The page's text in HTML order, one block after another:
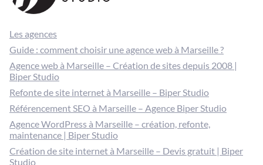
Les agences
Guide : comment choisir une agence web à Marseille ?
Agence web à Marseille – Création de sites depuis 2008 |
Biper Studio
Refonte de site internet à Marseille – Biper Studio
Référencement SEO à Marseille – Agence Biper Studio
Agence WordPress à Marseille – création, refonte,
maintenance | Biper Studio
Création de site internet à Marseille – Devis gratuit | Biper
Studio